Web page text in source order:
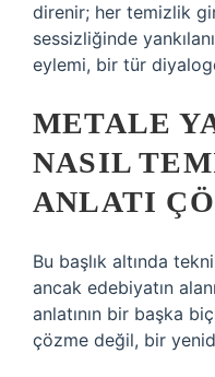
direnir; her temizlik
sessizliğinde
eylemi, bir tür
METALE
NASIL
ANLATI
Bu başlık altında
ancak edebiyatın
anlatının bir başka
çözme değil, bir